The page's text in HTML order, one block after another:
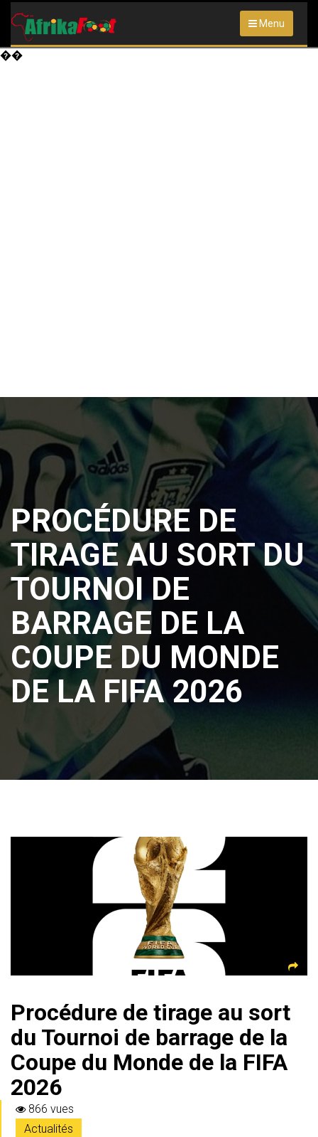
Menu
��
PROCÉDURE DE
TIRAGE AU SORT DU
TOURNOI DE
BARRAGE DE LA
COUPE DU MONDE
DE LA FIFA 2026
Procédure de tirage au sort
du Tournoi de barrage de la
Coupe du Monde de la FIFA
2026
866 vues
Actualités